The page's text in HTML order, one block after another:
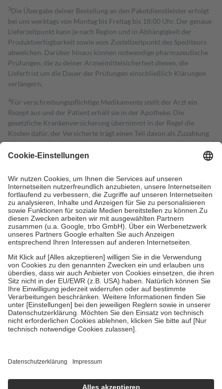
3Die Übergabe deiner Bestellung an den Paketdienstleister erfolgt
bei uns werktags von Montag bis Freitag bis 18:00 Uhr. Der genaue
Lieferzeitpunkt kann je nach Region und in Abhängigkeit der
Produktverfügbarkeit sowie vom Zustellzeitpunkt des Spediteurs
abweichen. Darüber hinaus können notwendige pharmazeutische
Prüfungen, die zu deiner Arzneimittelsicherheit dienen, die
Lieferfrist um die Dauer der Prüfungen einschließlich Klärungen
verlängern.
4Für verschreibungspflichtige Medikamente stellt der Arzt ein
Rezept aus und der Patient erhält sie in der Apotheke. Die
gesetzliche Krankenversicherung übernimmt in der Regel die
Kosten dafür, der Versicherte trägt einen Teil davon als Zuzahlung
mit.
Grundsätzlich leisten Mitglieder Zuzahlungen in Höhe von zehn
höchstens zehn Euro.
Es sind jedoch nie mehr als die tatsächlichen
Kosten der Leistung zu entrichten.
Diese Regeln gelten grundsätzlich auch für Online-Apotheken.
Bei Heilmitteln und häuslicher Krankenpflege beträgt die
Zuzahlung zehn Prozent der Kosten sowie zehn Euro je
Verordnung.
Um das Engagement der Versicherten für ihre eigene Gesundheit zu
stärken und die besondere Stellung der Familie zu unterstützen,
fallenkeine Zuzahlungenan bei:
• Kindern und Jugendlichen bis zum vollendeten 18. Lebensjahr
mit Ausnahme der Fahrkosten
• Untersuchungen zur Vorsorge und Früherkennung, die von der
GKV getragen werden
• empfohlenen Schutzimpfungen
• Harn- und Blutteststreifen
getroffen, um sicherzustellen, dass es sich um echte Bewertungen
https://help.etrusted.com/hc/de/articles/4419944605341